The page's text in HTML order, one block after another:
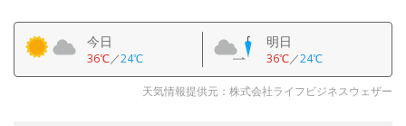
今日
36℃／24℃
明日
36℃／24℃
天気情報提供元：株式会社ライフビジネスウェザー